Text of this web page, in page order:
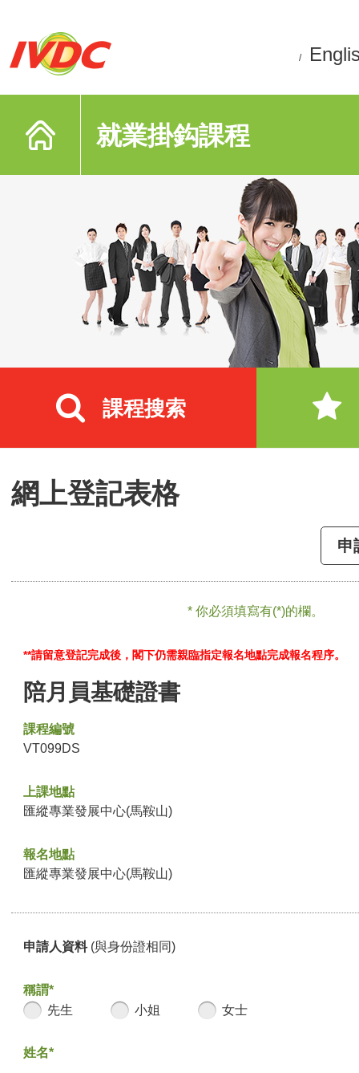
/
就業掛鈎課程
課程搜索
網上登記表格
申
* 你必須填寫有(*)的欄。
**請留意登記完成後，閣下仍需親臨指定報名地點完成報名程序。
陪月員基礎證書
課程編號
VT099DS
上課地點
匯縱專業發展中心(馬鞍山)
報名地點
匯縱專業發展中心(馬鞍山)
申請人資料 (與身份證相同)
稱謂*
先生
小姐 女士
姓名*